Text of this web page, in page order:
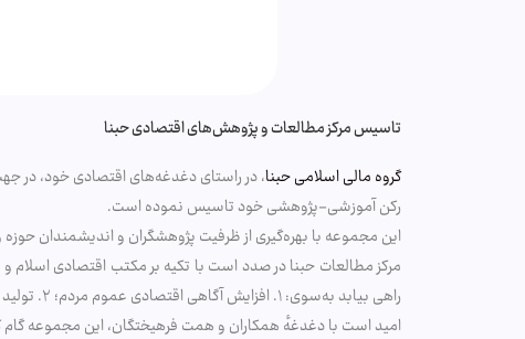
تاسیس مرکز مطالعات و پژوهش‌های اقتصادی حبنا
گروه مالی اسلامی حبنا، در راستای دغدغه‌های اقتصادی خود، در
رکن آموزشی-پژوهشی خود تاسیس نموده است.
این مجموعه با بهره‌گیری از ظرفیت پژوهشگران و اندیشمندان
مرکز مطالعات حبنا در صدد است با تکیه بر مکتب اقتصادی
راهی بیابد به‌سوی: ۱. افزایش آگاهی اقتصادی عموم مردم؛ ۲. تولید آثار پژوهشی تخصصی در فضای نخبگانی؛ و ۳. جریان و سریان اندیشه‌های اقتصادی اسلامی بر برنامه‌های روزِ دولت و جامعه ایران.
امید است با دغدغهٔ همکاران و همت فرهیختگان، این مجموعه گام